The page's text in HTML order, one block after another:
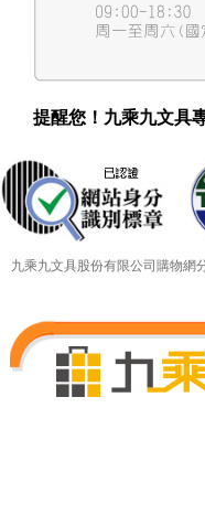
提醒您！九乘九文具
九乘九文具股份有限公司購物